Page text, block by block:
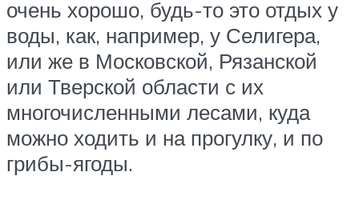
очень хорошо, будь-то это отдых у
воды, как, например, у Селигера,
или же в Московской, Рязанской
или Тверской области с их
многочисленными лесами, куда
можно ходить и на прогулку, и по
грибы-ягоды.